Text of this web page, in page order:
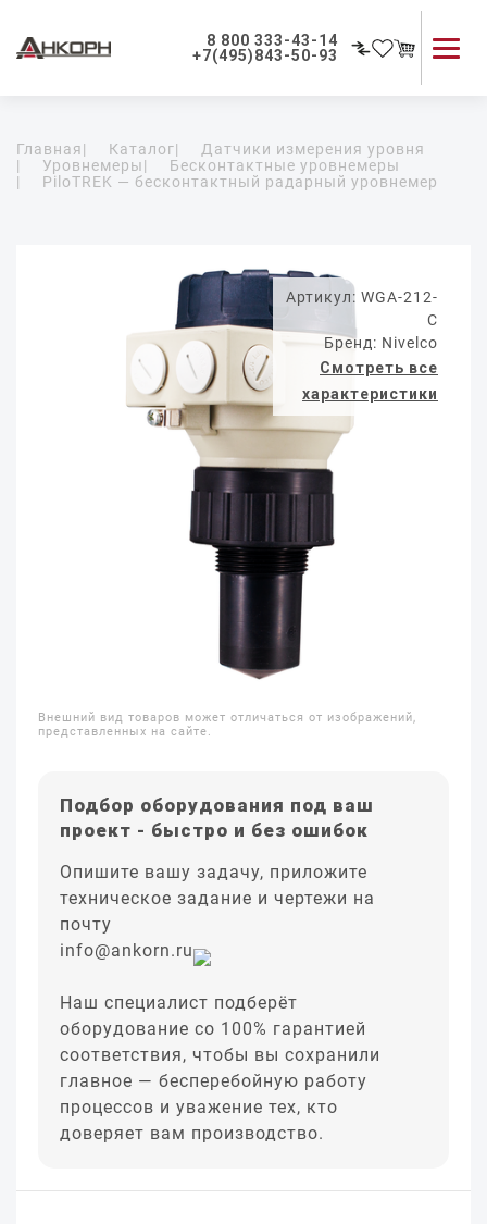
8 800 333-43-14
+7(495)843-50-93
Применение приборов
Как мы работаем
Главная| Каталог|
Датчики измерения уровня
|
Уровнемеры|
Бесконтактные уровнемеры
|
PiloTREK — бесконтактный радарный уровнемер
Артикул: WGA-212-
C
Бренд: Nivelco
Смотреть все
характеристики
Внешний вид товаров может отличаться от изображений,
представленных на сайте.
Подбор оборудования под ваш
проект - быстро и без ошибок
Опишите вашу задачу, приложите
техническое задание и чертежи на
почту
info@ankorn.ru
Наш специалист подберёт
оборудование со 100% гарантией
соответствия, чтобы вы сохранили
главное — бесперебойную работу
процессов и уважение тех, кто
доверяет вам производство.